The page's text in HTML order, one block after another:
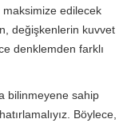
edilecek
değişkenlerin kuvvet
denklemden farklı
bilinmeyene sahip
Böylece,